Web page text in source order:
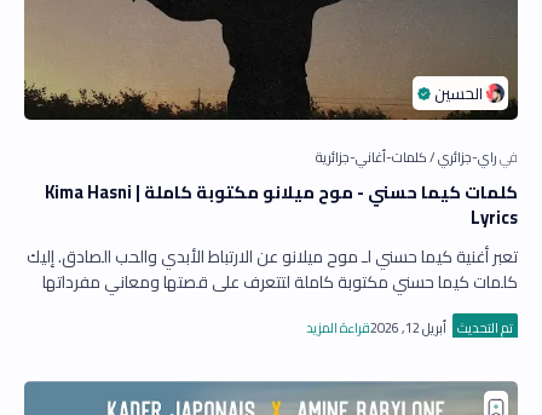
كلمات كيما حسني - موح ميلانو مكتوبة كاملة | Kima Hasni
Lyrics
تعبر أغنية كيما حسني لـ موح ميلانو عن الارتباط الأبدي والحب الصادق. إليك
كلمات كيما حسني مكتوبة كاملة لتتعرف على قصتها ومعاني مفرداتها
الجزائرية والف…